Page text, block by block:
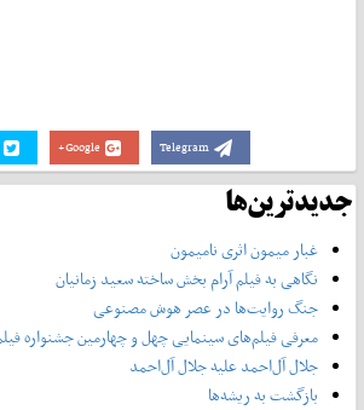
Google+ Telegram
جدیدترین‌ها
غبار میمون اثری نامیمون
نگاهی به فیلم آرام بخش ساخته سعید زمانیان
جنگ روایت‌ها در عصر هوش مصنوعی
معرفی فیلم‌های سینمایی چهل‌ و چهارمین جشنواره
جلال آل‌احمد علیه جلال آل‌‌احمد
بازگشت به ریشه‌ها